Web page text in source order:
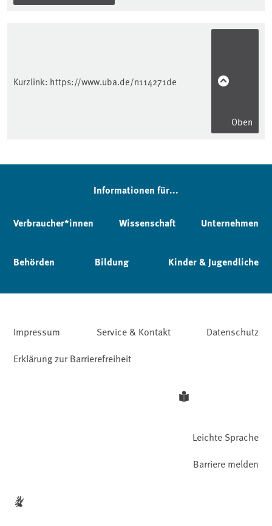
Kurzlink: https://www.uba.de/n114271de
Oben
Informationen für...
Verbraucher*innen Wissenschaft Unternehmen
Behörden Bildung Kinder & Jugendliche
Impressum Service & Kontakt
Datenschutz
Erklärung zur Barrierefreiheit
Leichte Sprache
Barriere melden